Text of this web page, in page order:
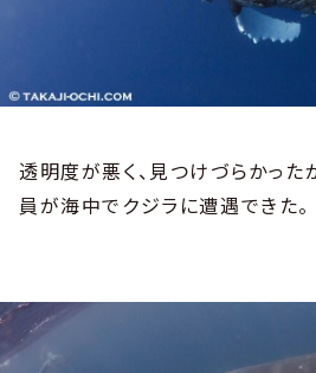
透明度が悪く、見つけづらかった
員が海中でクジラに遭遇できた。